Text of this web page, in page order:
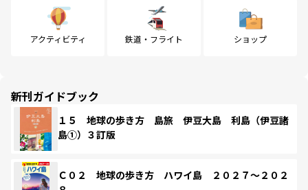
アクティビティ 鉄道・フライト ショップ
新刊ガイドブック
１５ 地球の歩き方 島旅 伊豆大島 利島（伊豆諸
島①）３訂版
Ｃ０２ 地球の歩き方 ハワイ島 ２０２７～２０２